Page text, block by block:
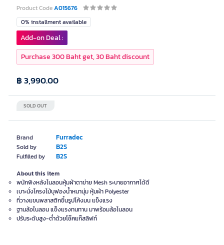
Product CodeA015676
Brand Furradec
Sold by B2S
Fulfilled by B2S
0% installment available
SOLD OUT
฿ 3,990.00
Add-on Deal :
Purchase 300 Baht get, 30 Baht discount
About this item
พนักพิงหลังไนลอนหุ้มผ้าตาข่าย Mesh ระบายอากาศได้ดี
เบาะนั่งโครงไม้บุฟองน้ำหนานุ่ม หุ้มผ้า Polyester
ที่วางแขนพลาสติกขึ้นรูปโค้งมน แข็งแรง
ฐานล้อไนลอน แข็งแรงทนทาน มาพร้อมล้อไนลอน
ปรับระดับสูง-ต่ำด้วยโช๊คแก๊สลิฟท์